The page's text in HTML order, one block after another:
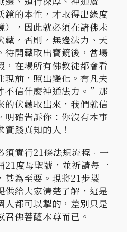
鏡的本性，才取得出綠度
），因此就必須在諸佛未
藏，否則，無邊法力、天
待開藏取出寶鏡後，當場
，在場所有佛教徒都會看
現前，照出變化。有凡夫
不信什麼神通法力。”那
的伏藏取出來，我們就信
明確告訴你：你沒有本事
踐真知的人！
實行21條法規流程，一
21度母聖號，並祈請每一
甚為至要。現將21步製
供給大家清楚了解，這是
人都可以掣的，差別只是
佛菩薩本尊而已。